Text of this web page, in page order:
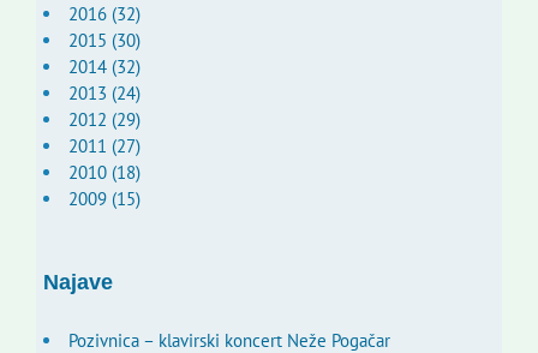
2016 (32)
2015 (30)
2014 (32)
2013 (24)
2012 (29)
2011 (27)
2010 (18)
2009 (15)
Najave
Pozivnica – klavirski koncert Neže Pogačar